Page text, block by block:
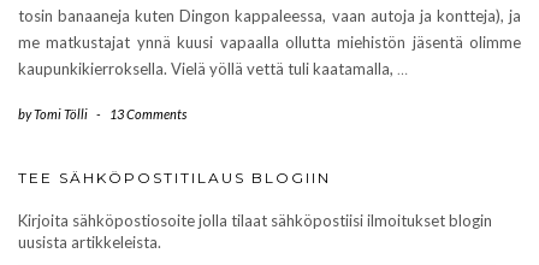
tosin banaaneja kuten Dingon kappaleessa, vaan autoja ja kontteja), ja
me matkustajat ynnä kuusi vapaalla ollutta miehistön jäsentä olimme
kaupunkikierroksella. Vielä yöllä vettä tuli kaatamalla, …
byTomi Tölli - 13 Comments
TEE SÄHKÖPOSTITILAUS BLOGIIN
Kirjoita sähköpostiosoite jolla tilaat sähköpostiisi ilmoitukset blogin
uusista artikkeleista.